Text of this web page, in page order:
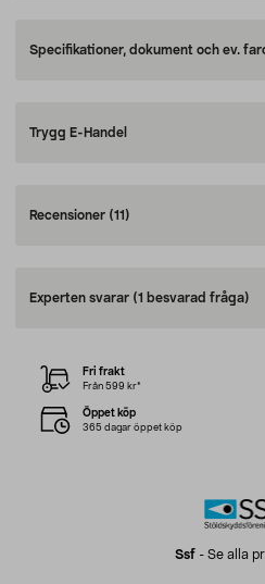
Specifikationer, dokument och ev.
Trygg E-Handel
Recensioner (11)
Experten svarar (1 besvarad fråga)
Ssf - Se alla
Fri frakt
Från 599 kr*
Öppet köp
365 dagar öppet köp